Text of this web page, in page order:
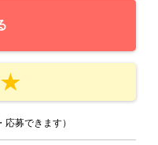
応募できます）